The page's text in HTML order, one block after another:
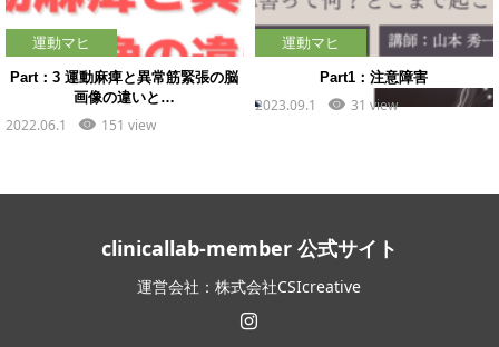
運動マヒ
Part：3 運動麻痺と異常筋緊張の脳
画像の違いと…
2022.06.1 151 view
運動マヒ
Part1：注意障害
2023.09.1 31 view
clinicallab-member 公式サイト
運営会社：株式会社CSIcreative